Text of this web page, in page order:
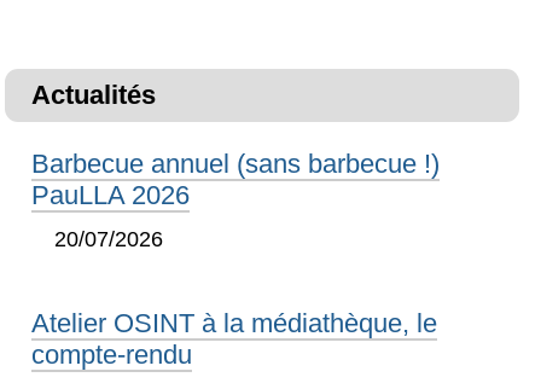
Actualités
Barbecue annuel (sans barbecue !)
PauLLA 2026
20/07/2026
Atelier OSINT à la médiathèque, le
compte-rendu